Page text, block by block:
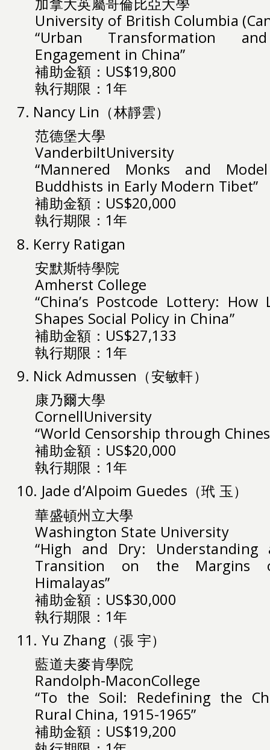
University of British Columbia
“Urban Transformation
Engagement in China”
補助金額：US$19,800
執行期限：1年
7. Nancy Lin（林靜雲）
范德堡大學
VanderbiltUniversity
“Mannered Monks and
Buddhists in Early Modern Tibet”
補助金額：US$20,000
執行期限：1年
8. Kerry Ratigan
安默斯特學院
Amherst College
“China’s Postcode Lottery: How
Shapes Social Policy in China”
補助金額：US$27,133
執行期限：1年
9. Nick Admussen（安敏軒）
康乃爾大學
CornellUniversity
“World Censorship through
補助金額：US$20,000
執行期限：1年
10. Jade d’Alpoim Guedes（玳 玉）
華盛頓州立大學
Washington State University
“High and Dry:
Transition on the Margins
Himalayas”
補助金額：US$30,000
執行期限：1年
11. Yu Zhang（張 宇）
藍道夫麥肯學院
Randolph-MaconCollege
“To the Soil: Redefining the
Rural China, 1915-1965”
補助金額：US$19,200